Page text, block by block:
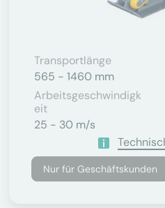
Transportlänge
565 - 1460 mm
Arbeitsgeschwindigk
Eit
25 - 30 m/s
Nur für Geschäftskunden